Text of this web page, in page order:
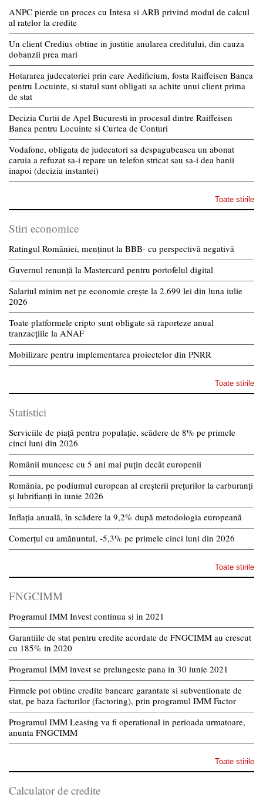
ANPC pierde un proces cu Intesa si ARB privind modul de calcul
al ratelor la credite
Un client Credius obtine in justitie anularea creditului, din cauza
dobanzii prea mari
Hotararea judecatoriei prin care Aedificium, fosta Raiffeisen Banca
pentru Locuinte, si statul sunt obligati sa achite unui client prima
de stat
Decizia Curtii de Apel Bucuresti in procesul dintre Raiffeisen
Banca pentru Locuinte si Curtea de Conturi
Vodafone, obligata de judecatori sa despagubeasca un abonat
caruia a refuzat sa-i repare un telefon stricat sau sa-i dea banii
inapoi (decizia instantei)
Toate stirile
Stiri economice
Ratingul României, menținut la BBB- cu perspectivă negativă
Guvernul renunță la Mastercard pentru portofelul digital
Salariul minim net pe economie crește la 2.699 lei din luna iulie
2026
Toate platformele cripto sunt obligate să raporteze anual
tranzacțiile la ANAF
Mobilizare pentru implementarea proiectelor din PNRR
Toate stirile
Statistici
Serviciile de piață pentru populație, scădere de 8% pe primele
cinci luni din 2026
Românii muncesc cu 5 ani mai puțin decât europenii
România, pe podiumul european al creșterii prețurilor la carburanți
și lubrifianți în iunie 2026
Inflația anuală, în scădere la 9,2% după metodologia europeană
Comerțul cu amănuntul, -5,3% pe primele cinci luni din 2026
Toate stirile
FNGCIMM
Programul IMM Invest continua si in 2021
Garantiile de stat pentru credite acordate de FNGCIMM au crescut
cu 185% in 2020
Programul IMM invest se prelungeste pana in 30 iunie 2021
Firmele pot obtine credite bancare garantate si subventionate de
stat, pe baza facturilor (factoring), prin programul IMM Factor
Programul IMM Leasing va fi operational in perioada urmatoare,
anunta FNGCIMM
Toate stirile
Calculator de credite